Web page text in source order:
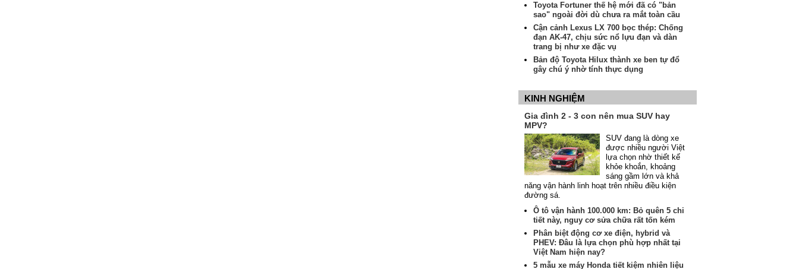
Toyota Fortuner thế hệ mới đã có "bản
sao" ngoài đời dù chưa ra mắt toàn cầu
Cận cảnh Lexus LX 700 bọc thép: Chống
đạn AK-47, chịu sức nổ lựu đạn và dàn
trang bị như xe đặc vụ
Bản độ Toyota Hilux thành xe ben tự đổ
gây chú ý nhờ tính thực dụng
KINH NGHIỆM
Gia đình 2 - 3 con nên mua SUV hay
MPV?
SUV đang là dòng xe
được nhiều người Việt
lựa chọn nhờ thiết kế
khỏe khoắn, khoảng
sáng gầm lớn và khả
năng vận hành linh hoạt trên nhiều điều kiện
đường sá.
Ô tô vận hành 100.000 km: Bỏ quên 5 chi
tiết này, nguy cơ sửa chữa rất tốn kém
Phân biệt động cơ xe điện, hybrid và
PHEV: Đâu là lựa chọn phù hợp nhất tại
Việt Nam hiện nay?
5 mẫu xe máy Honda tiết kiệm nhiên liệu